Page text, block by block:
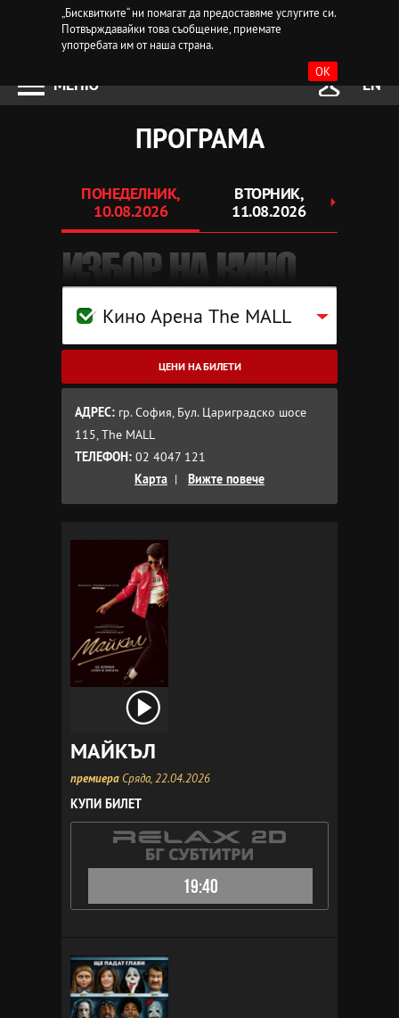
„Бисквитките“ ни помагат да предоставяме услугите си.
Потвърждавайки това съобщение, приемате
употребата им от наша страна.
OK
МЕНЮ EN
ПРОГРАМА
ПОНЕДЕЛНИК,
10.08.2026
ВТОРНИК,
11.08.2026
ИЗБОР НА КИНО
Кино Арена The MALL
ЦЕНИ НА БИЛЕТИ
АДРЕС: гр. София, Бул. Цариградско шосе
115, The MALL
ТЕЛЕФОН: 02 4047 121
Карта | Вижте повече
МАЙКЪЛ
премиера Сряда, 22.04.2026
КУПИ БИЛЕТ
19:40